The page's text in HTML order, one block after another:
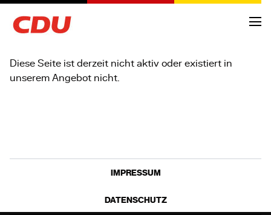
KREISVORSTAND
Diese Seite ist derzeit nicht aktiv oder existiert in
unserem Angebot nicht.
IMPRESSUM
DATENSCHUTZ